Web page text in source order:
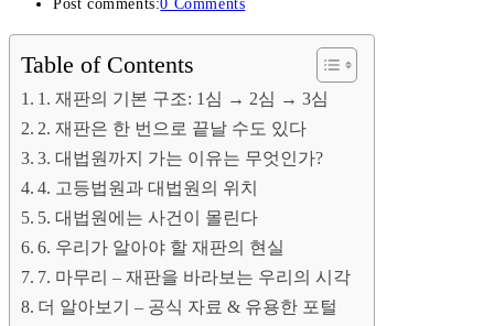
Post comments:0 Comments
Table of Contents
1. 재판의 기본 구조: 1심 → 2심 → 3심
2. 재판은 한 번으로 끝날 수도 있다
3. 대법원까지 가는 이유는 무엇인가?
4. 고등법원과 대법원의 위치
5. 대법원에는 사건이 몰린다
6. 우리가 알아야 할 재판의 현실
7. 마무리 – 재판을 바라보는 우리의 시각
더 알아보기 – 공식 자료 & 유용한 포털